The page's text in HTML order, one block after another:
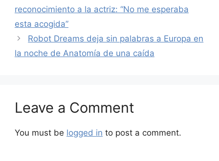
reconocimiento a la actriz: “No me esperaba
esta acogida”
Robot Dreams deja sin palabras a Europa en
la noche de Anatomía de una caída
Leave a Comment
You must be logged in to post a comment.